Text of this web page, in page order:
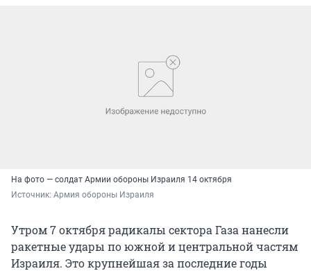
На фото — солдат Армии обороны Израиля 14 октября
Источник: Армия обороны Израиля
Утром 7 октября радикалы сектора Газа нанесли
ракетные удары по южной и центральной частям
Израиля. Это крупнейшая за последние годы